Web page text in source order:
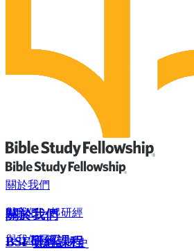
關於我們
關於我們
我們的歷史
與我們一起研經
BSF研經課程
與我們同工